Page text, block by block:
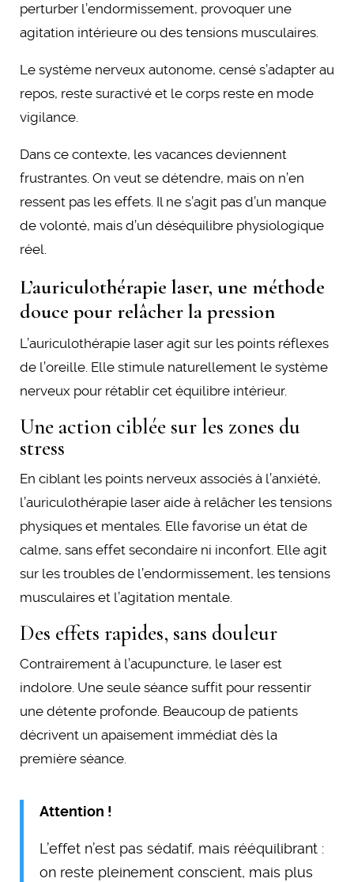
perturber l’endormissement, provoquer une
agitation intérieure ou des tensions musculaires.
Le système nerveux autonome, censé s’adapter au
repos, reste suractivé et le corps reste en mode
vigilance.
Dans ce contexte, les vacances deviennent
frustrantes. On veut se détendre, mais on n’en
ressent pas les effets. Il ne s’agit pas d’un manque
de volonté, mais d’un déséquilibre physiologique
réel.
L’auriculothérapie laser, une méthode
douce pour relâcher la pression
L’auriculothérapie laser agit sur les points réflexes
de l’oreille. Elle stimule naturellement le système
nerveux pour rétablir cet équilibre intérieur.
Une action ciblée sur les zones du
stress
En ciblant les points nerveux associés à l’anxiété,
l’auriculothérapie laser aide à relâcher les tensions
physiques et mentales. Elle favorise un état de
calme, sans effet secondaire ni inconfort. Elle agit
sur les troubles de l’endormissement, les tensions
musculaires et l’agitation mentale.
Des effets rapides, sans douleur
Contrairement à l’acupuncture, le laser est
indolore. Une seule séance suffit pour ressentir
une détente profonde. Beaucoup de patients
décrivent un apaisement immédiat dès la
première séance.
Attention !
L’effet n’est pas sédatif, mais rééquilibrant :
on reste pleinement conscient, mais plus